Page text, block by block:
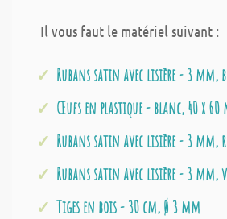
Il vous faut le matériel suivant :
Rubans satin avec lisière - 3 mm,
Œufs en plastique - blanc, 40 x 60
Rubans satin avec lisière - 3 mm,
Rubans satin avec lisière - 3 mm,
Tiges en bois - 30 cm, Ø 3 mm